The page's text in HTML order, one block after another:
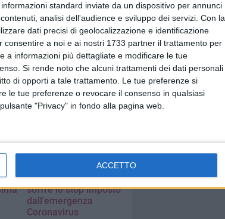
standard inviate da un dispositivo per annunci
analisi dell'audience e sviluppo dei servizi. Con la
dati precisi di geolocalizzazione e identificazione
a noi e ai nostri 1733 partner il trattamento per
a informazioni più dettagliate e modificare le tue
Si rende noto che alcuni trattamenti dei dati personali
di opporti a tale trattamento. Le tue preferenze si
le tue preferenze o revocare il consenso in qualsiasi
"Privacy" in fondo alla pagina web.
ACCETTO
Anche il tennistavolo
soffre lo stop imposto
dall'emergenza
Coronavirus